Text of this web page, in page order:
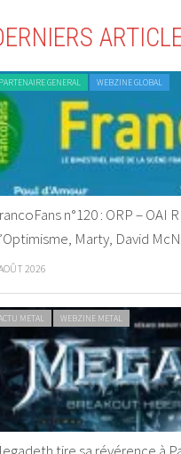
GENERAL WEBZINE GLOBAL
n°120 : ORP – OAI
Marty, David
2026
METAL WEBZINE METAL